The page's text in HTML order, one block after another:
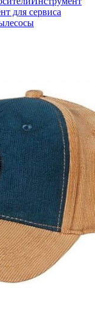
для сервиса